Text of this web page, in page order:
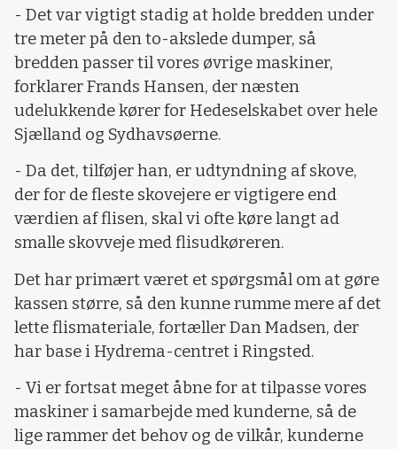
- Det var vigtigt stadig at holde bredden under
tre meter på den to-akslede dumper, så
bredden passer til vores øvrige maskiner,
forklarer Frands Hansen, der næsten
udelukkende kører for Hedeselskabet over hele
Sjælland og Sydhavsøerne.
- Da det, tilføjer han, er udtyndning af skove,
der for de fleste skovejere er vigtigere end
værdien af flisen, skal vi ofte køre langt ad
smalle skovveje med flisudkøreren.
Det har primært været et spørgsmål om at gøre
kassen større, så den kunne rumme mere af det
lette flismateriale, fortæller Dan Madsen, der
har base i Hydrema-centret i Ringsted.
- Vi er fortsat meget åbne for at tilpasse vores
maskiner i samarbejde med kunderne, så de
lige rammer det behov og de vilkår, kunderne